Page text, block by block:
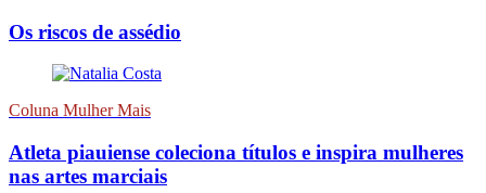
Os riscos de assédio
Coluna Mulher Mais
Atleta piauiense coleciona títulos e inspira mulheres
nas artes marciais